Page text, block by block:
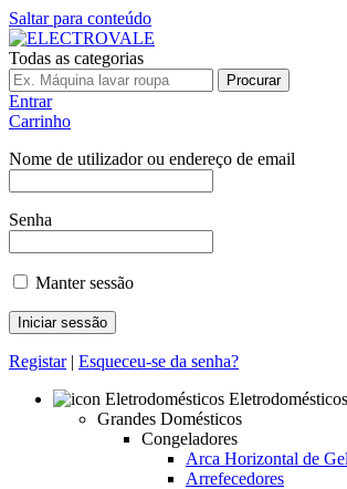
Saltar para conteúdo
Todas as categorias
Procurar
Entrar
Carrinho
Nome de utilizador ou endereço de email
Senha
Manter sessão
Registar| Esqueceu-se da senha?
Eletrodomésticos
Grandes Domésticos
Congeladores
Arca Horizontal de
Arrefecedores